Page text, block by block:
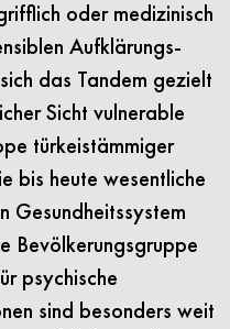
oder medizinisch
Aufklärungs-
das Tandem gezielt
Sicht vulnerable
türkeistämmiger
bis heute wesentliche
Gesundheitssystem
Bevölkerungsgruppe
psychische
sind besonders weit